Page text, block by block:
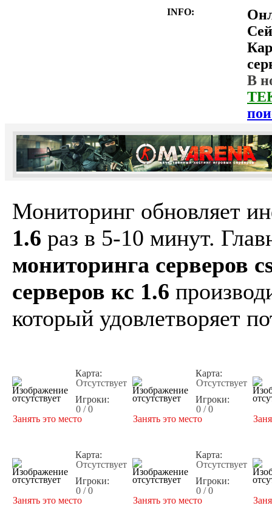
INFO:
В
Мониторинг обновляет
1.6 раз в 5-10 минут.
мониторинга серверов
серверов кс 1.6
который удовлетворяет
Карта:
Отсутствует
Игроки:
0 / 0
Занять это место
Карта:
Отсутствует
Игроки:
0 / 0
Занять это место
Карта:
Отсутствует
Игроки:
0 / 0
Занять это место
Карта:
Отсутствует
Игроки:
0 / 0
Занять это место